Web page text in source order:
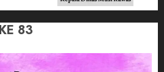
83